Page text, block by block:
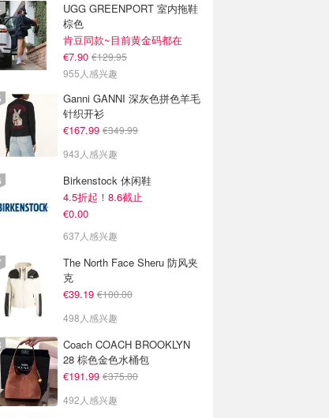
UGG GREENPORT 室内拖鞋
棕色
肯豆同款~目前黄金码都在
€7.90 €129.95
955人感兴趣
Ganni GANNI 深灰色拼色羊毛
针织开衫
€167.99 €349.99
943人感兴趣
Birkenstock 休闲鞋
4.5折起！8.6截止
€0.00
637人感兴趣
The North Face Sheru 防风夹
克
€39.19 €100.00
498人感兴趣
Coach COACH BROOKLYN
28 棕色金色水桶包
€191.99 €375.00
492人感兴趣